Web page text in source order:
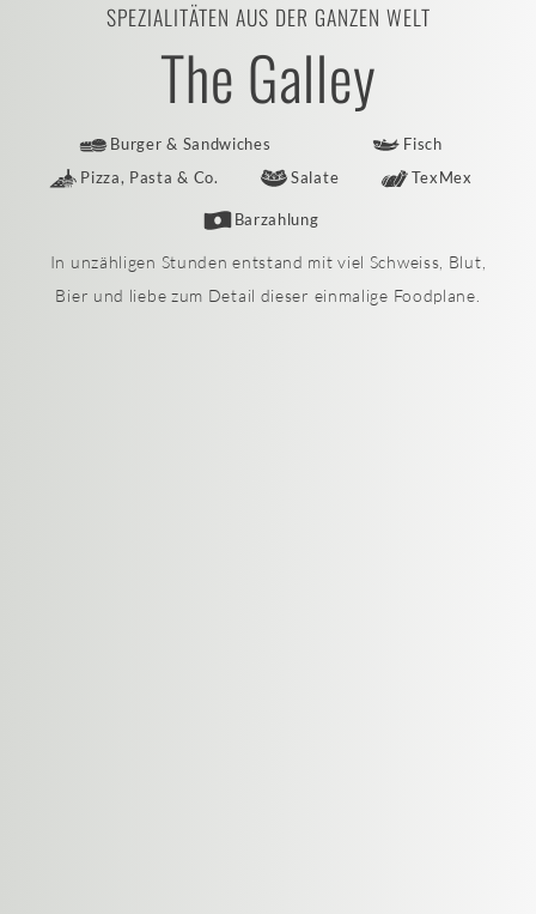
SPEZIALITÄTEN AUS DER GANZEN WELT
The Galley
Burger & Sandwiches
Fisch
Pizza, Pasta & Co.
Salate TexMex
Barzahlung
In unzähligen Stunden entstand mit viel Schweiss, Blut,
Bier und liebe zum Detail dieser einmalige Foodplane.